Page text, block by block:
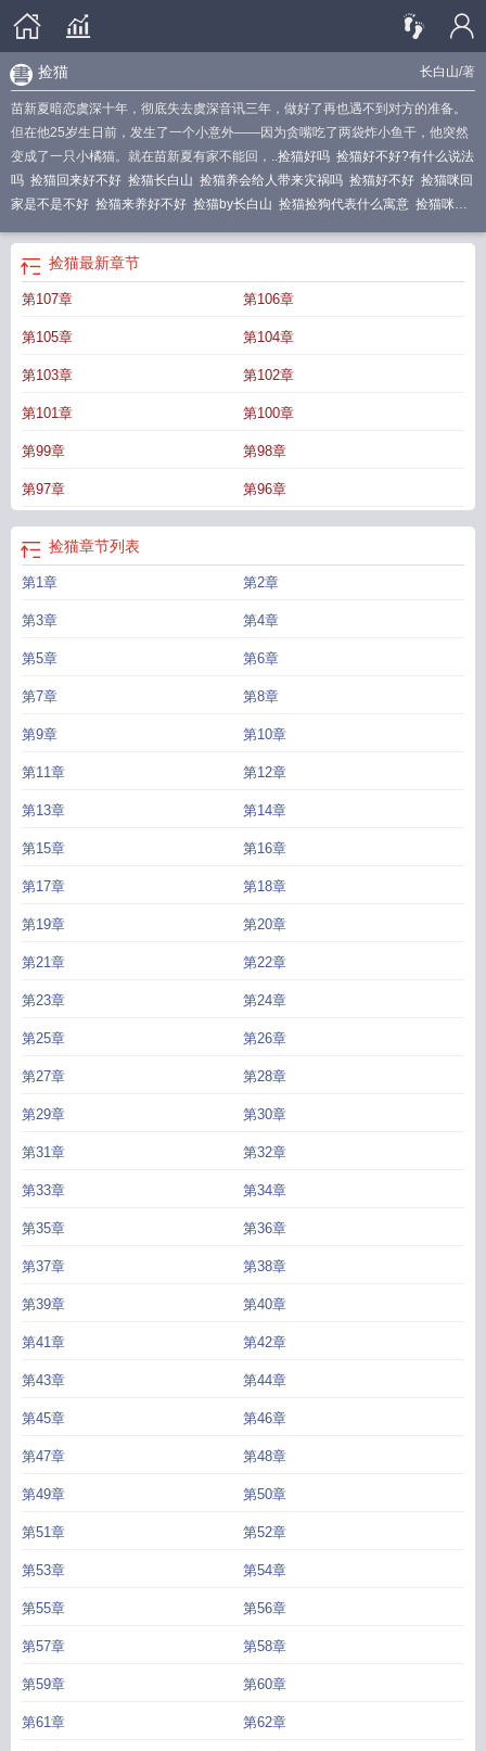
长白山/著
捡猫
苗新夏暗恋虞深十年，彻底失去虞深音讯三年，做好了再也遇不到对方的准备。
但在他25岁生日前，发生了一个小意外——因为贪嘴吃了两袋炸小鱼干，他突然
变成了一只小橘猫。就在苗新夏有家不能回，..捡猫好吗 捡猫好不好?有什么说法
吗 捡猫回来好不好 捡猫长白山 捡猫养会给人带来灾祸吗 捡猫好不好 捡猫咪回
家是不是不好 捡猫来养好不好 捡猫by长白山 捡猫捡狗代表什么寓意 捡猫咪有
捡猫猫回来养运气好吗
吗 捡猫怪
捡猫最新章节
第107章 第106章
第105章 第104章
第103章 第102章
第101章 第100章
第99章 第98章
第97章 第96章
捡猫章节列表
第1章 第2章
第3章 第4章
第5章 第6章
第7章 第8章
第9章 第10章
第11章 第12章
第13章 第14章
第15章 第16章
第17章 第18章
第19章 第20章
第21章 第22章
第23章 第24章
第25章 第26章
第27章 第28章
第29章 第30章
第31章 第32章
第33章 第34章
第35章 第36章
第37章 第38章
第39章 第40章
第41章 第42章
第43章 第44章
第45章 第46章
第47章 第48章
第49章 第50章
第51章 第52章
第53章 第54章
第55章 第56章
第57章 第58章
第59章 第60章
第61章 第62章